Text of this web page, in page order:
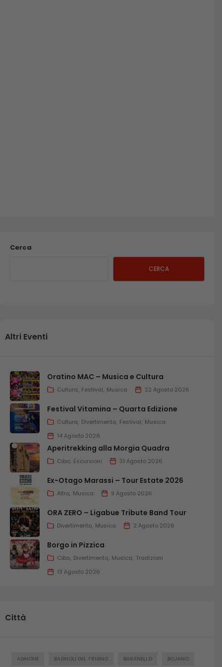
Cerca
CERCA
Altri Eventi
Oratino MAC – Musica e Cultura
Cultura Festival Musica 22 Agosto 2026
Festival Vitamina – Quarta Edizione
Cultura Divertimento Festival Musica
14 Agosto 2026
Aperitrekking alla Morgia Quadra
Cibo Escursioni 31 Agosto 2026
Ex-Otago Marassi – Tour Estate 2026
Altro Musica 9 Agosto 2026
ORA ZERO – Ligabue Tribute Band Tour
Divertimento Musica 2 Agosto 2026
Borgo in Pizzica
Cibo Divertimento Musica Tradizioni
13 Agosto 2026
Città
AGNONE BAGNOLI DEL TRIGNO BARANELLO BOJANO